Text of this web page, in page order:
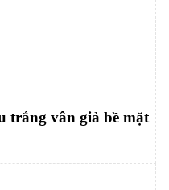
trắng vân giả bề mặt